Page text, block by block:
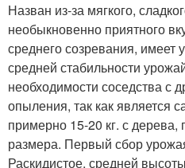
Назван из-за мягкого,
необыкновенно приятного
среднего созревания, имеет
средней стабильности
необходимости соседства с
опыления, так как является
примерно 15-20 кг. с
размера. Первый сбор
Раскидистое, средней